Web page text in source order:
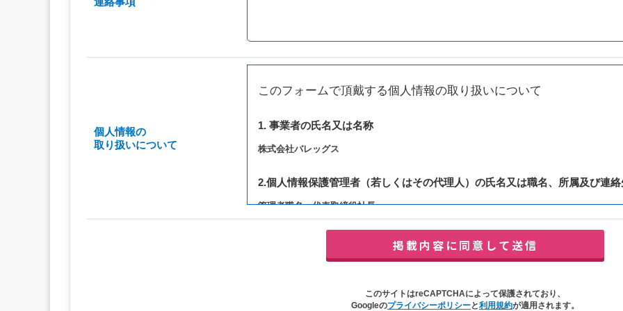
個人情報の
取り扱いについて
このフォームで頂戴する個人情報の取り扱いについて
1. 事業者の氏名又は名称
株式会社バレッグス
2.個人情報保護管理者（若しくはその代理人）の氏名又は職名、所属及び連絡
管理者職名：代表取締役社長
連絡先：privacy@balleggs.co.jp
（2）ご相談の対応（本人への連絡を含む）のため
（3）当サイトの各種サービスおよびサービスに関連した各種情報のメールによるご案内の
このサイトはreCAPTCHAによって保護されており、
Googleのプライバシーポリシーと利用規約が適用されます。